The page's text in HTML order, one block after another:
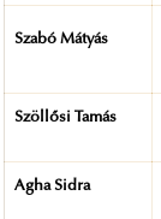
Szabó Mátyás
Szöllősi Tamás
Agha Sidra